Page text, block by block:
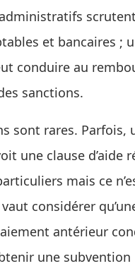
et bancaires ;
conduire au
sanctions.
sont rares. Parfois,
une clause d’aide
mais ce
considérer
antérieur
une subvention